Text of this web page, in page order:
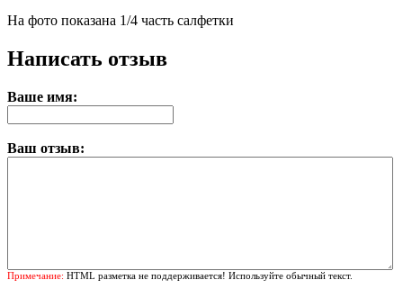
На фото показана 1/4 часть салфетки
Написать отзыв
Ваше имя:
Ваш отзыв:
Примечание: HTML разметка не поддерживается! Используйте обычный текст.